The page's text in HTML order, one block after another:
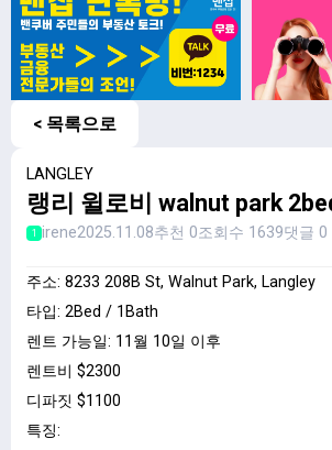
< 목록으로
LANGLEY
랭리 윌로비 walnut park
1 irene2025.11.08추천 0조회수 1639댓글 0
주소: 8233 208B St, Walnut Park, Langley
타입: 2Bed / 1Bath
렌트 가능일: 11월 10일 이후
렌트비 $2300
디파짓 $1100
특징: